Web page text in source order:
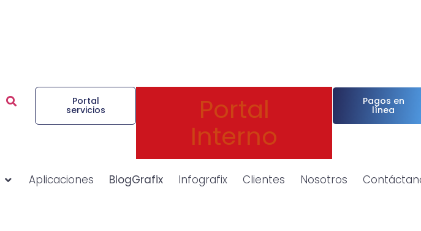
Portal
servicios Portal
Interno
Pagos en
línea
Aplicaciones BlogGrafix Infografix Clientes Nosotros